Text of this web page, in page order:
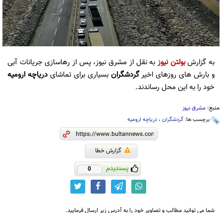
به گزارش بولتن نیوز به نقل از مشرق نیوز، پس از رهاسازی جریانات آبی
و بارش های روزهای اخیرگردشگرانبسیاری برای تماشای دریاچه ارومیه
خود را به این محل رساندند.
منبع: مشرق نیوز
برچسب ها: گردشگران ، دریاچه ارومیه
گزارش خطا
پسندیدم 0
شما می توانید مطالب و تصاویر خود را به آدرس زیر ارسال فرمایید.